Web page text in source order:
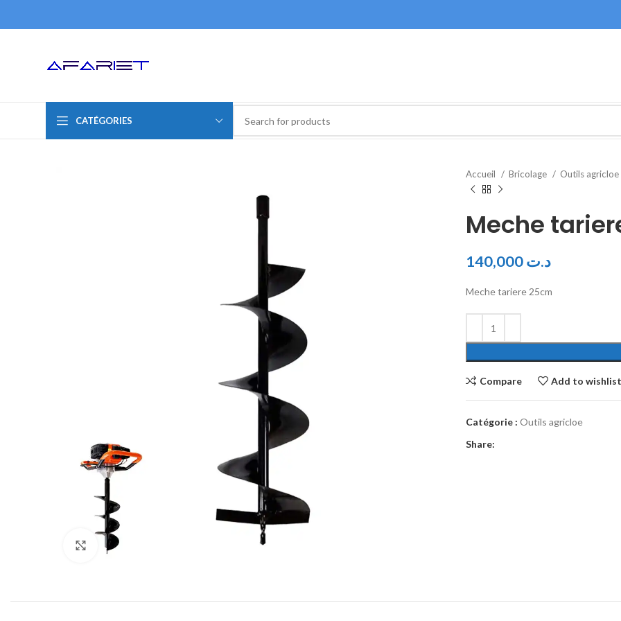
CATÉGORIES
Click to enlarge
Accueil Bricolage Outils agricloe
Meche
د.ت
Meche tariere 25cm
Compare Add to wishlist
Catégorie : Outils agricloe
Share: